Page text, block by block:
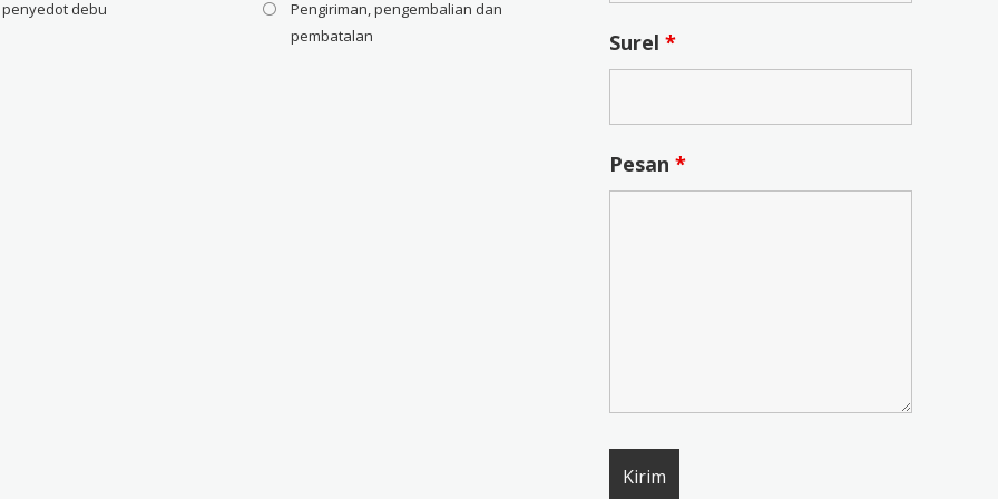
debu
Pengiriman, pengembalian dan
pembatalan
Surel*
Pesan*